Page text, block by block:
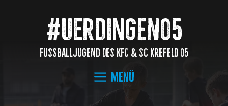
#Uerdingen05
Fussballjugend des KFC & SC Krefeld 05
Menü